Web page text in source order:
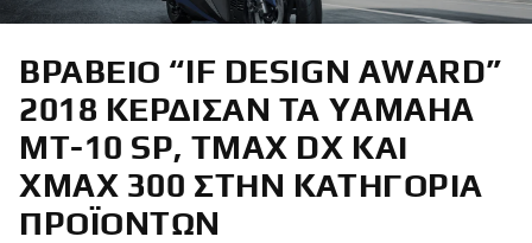
ΒΡΑΒΕΊΟ “IF DESIGN AWARD”
2018 ΚΈΡΔΙΣΑΝ ΤΑ YAMAHA
MT-10 SP, TMAX DX ΚΑΙ
XMAX 300 ΣΤΗΝ ΚΑΤΗΓΟΡΊΑ
ΠΡΟΪΌΝΤΩΝ